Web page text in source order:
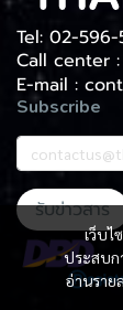
เว็บไ
ประสบก
อ่านราย
Tel: 02-
Call center
E-mail :
Subscribe
รับข่าวสาร